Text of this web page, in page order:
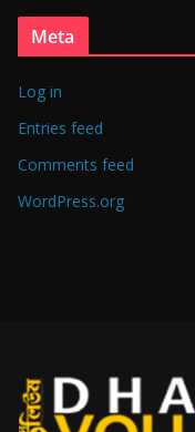
Meta
Log in
Entries feed
Comments feed
WordPress.org